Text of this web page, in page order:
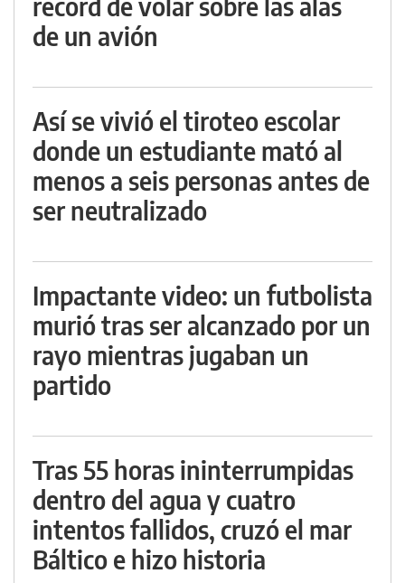
de un avión
Así se vivió el tiroteo escolar
donde un estudiante mató al
menos a seis personas antes de
ser neutralizado
Impactante video: un futbolista
murió tras ser alcanzado por un
rayo mientras jugaban un
partido
Tras 55 horas ininterrumpidas
dentro del agua y cuatro
intentos fallidos, cruzó el mar
Báltico e hizo historia